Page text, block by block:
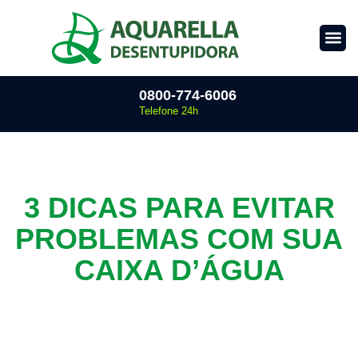
0800-774-6006
Telefone 24h
3 DICAS PARA EVITAR
PROBLEMAS COM SUA
CAIXA D’ÁGUA